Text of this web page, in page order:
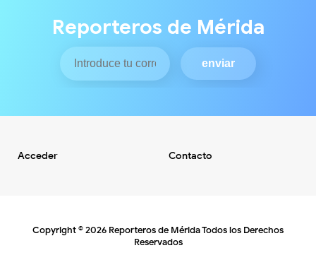
Reporteros de Mérida
Acceder Contacto
Copyright ©2026 Reporteros de MéridaTodos los Derechos
Reservados